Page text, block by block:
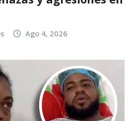
Ago 4, 2026